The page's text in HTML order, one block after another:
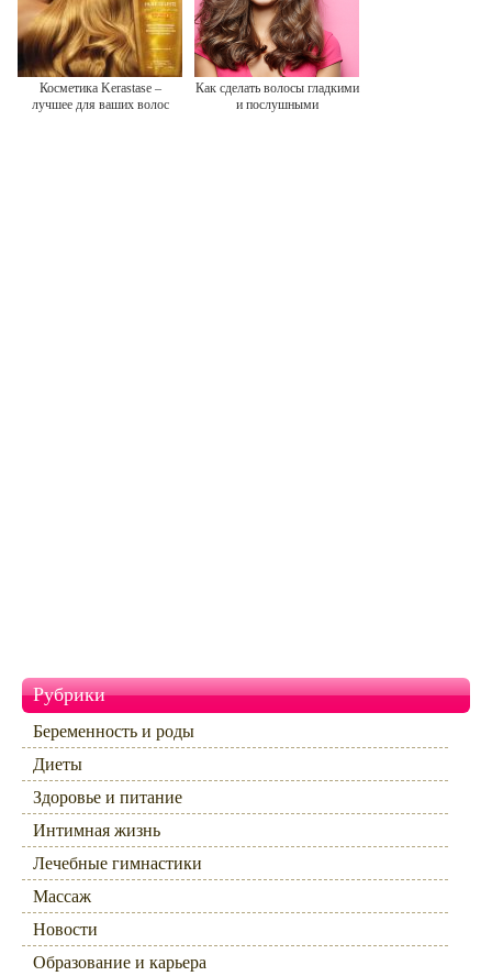
Косметика Kerastase –
лучшее для ваших волос
Как сделать волосы гладкими
и послушными
Рубрики
Беременность и роды
Диеты
Здоровье и питание
Интимная жизнь
Лечебные гимнастики
Массаж
Новости
Образование и карьера